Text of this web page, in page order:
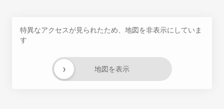
特異なアクセスが見られたため、地図を非表示にしていま
す
地図を表示
›